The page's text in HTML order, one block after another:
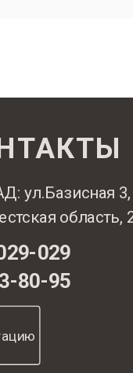
ул.Базисная 3,
область,
029
80-95